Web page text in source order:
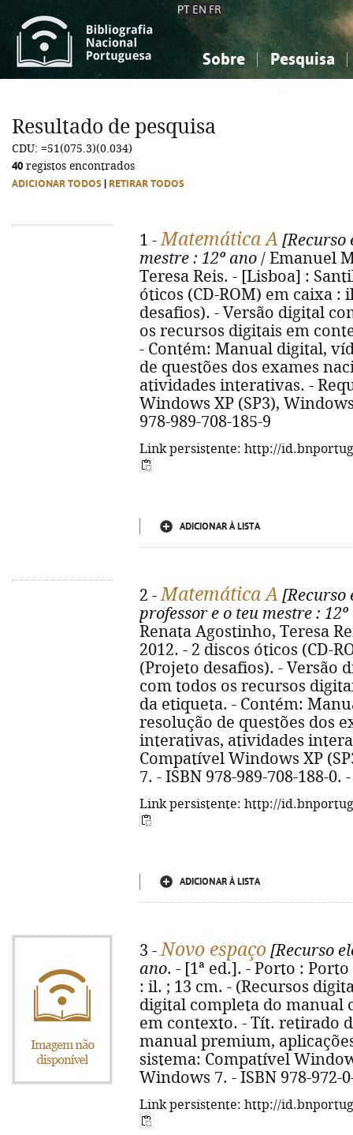
PT EN FR
Sobre Pesquisa
Ciências sociais...
Ciências sociais...
Resultado de pesquisa
CDU: =51(075.3)(0.034)
40 registos encontrados
ADICIONAR TODOS RETIRAR TODOS
1 -Matemática A [Recurso
mestre : 12º ano / Emanuel
Teresa Reis. - [Lisboa] :
óticos (CD-ROM) em caixa :
desafios). - Versão digital
os recursos digitais em
- Contém: Manual digital,
de questões dos exames
atividades interativas. -
Windows XP (SP3),
978-989-708-185-9
Link persistente: http://
ADICIONAR À LISTA
2 -Matemática A [Recurso
professor e o teu mestre :
Renata Agostinho, Teresa
2012. - 2 discos óticos (CD-
(Projeto desafios). - Versão
com todos os recursos
da etiqueta. - Contém:
resolução de questões dos
interativas, atividades
Compatível Windows XP
7. - ISBN 978-989-708-188-0.
Link persistente: http://
ADICIONAR À LISTA
3 -Novo espaço [Recurso
ano. - [1ª ed.]. - Porto :
: il. ; 13 cm. - (Recursos
digital completa do manual
em contexto. - Tít. retirado
manual premium,
sistema: Compatível
Windows 7. - ISBN 978-972-
Link persistente: http://